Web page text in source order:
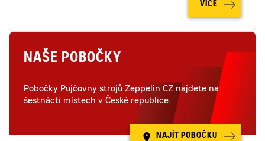
VÍCE
NAŠE POBOČKY
Pobočky Pujčovny strojů Zeppelin CZ najdete na
šestnácti místech v České republice.
NAJÍT POBOČKU